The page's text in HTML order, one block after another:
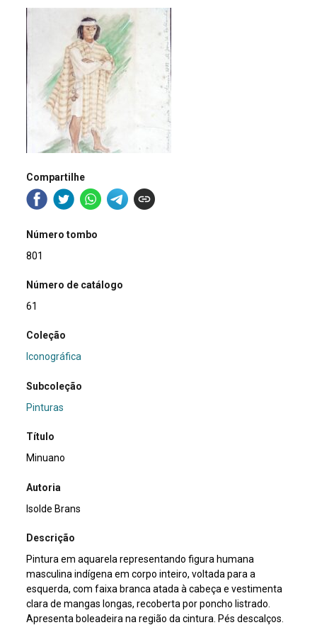
Compartilhe
Número tombo
801
Número de catálogo
61
Coleção
Iconográfica
Subcoleção
Pinturas
Título
Minuano
Autoria
Isolde Brans
Descrição
Pintura em aquarela representando figura humana
masculina indígena em corpo inteiro, voltada para a
esquerda, com faixa branca atada à cabeça e vestimenta
clara de mangas longas, recoberta por poncho listrado.
Apresenta boleadeira na região da cintura. Pés descalços.